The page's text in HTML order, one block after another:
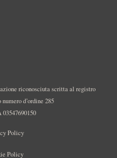
riconosciuta scritta al registro
d’ordine 285
03547690150
Policy
Policy